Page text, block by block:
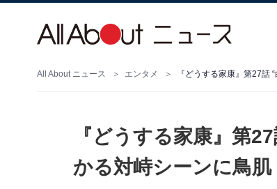
All About ニュース エンタメ 『どうする家康』第27話
『どうする家康』第
かる対峙シーンに鳥肌